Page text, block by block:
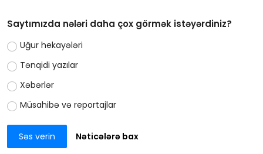
Saytımızda nələri daha çox görmək istəyərdiniz?
Uğur hekayələri
Tənqidi yazılar
Xəbərlər
Müsahibə və reportajlar
Səs verin Nəticələrə bax